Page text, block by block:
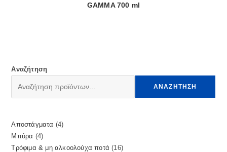
GAMMA 700 ml
Αναζήτηση
ΑΝΑΖΉΤΗΣΗ
Αποστάγματα
4
Μπύρα
4
Τρόφιμα & μη αλκοολούχα ποτά
16